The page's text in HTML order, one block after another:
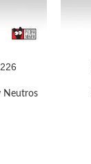
Neutros